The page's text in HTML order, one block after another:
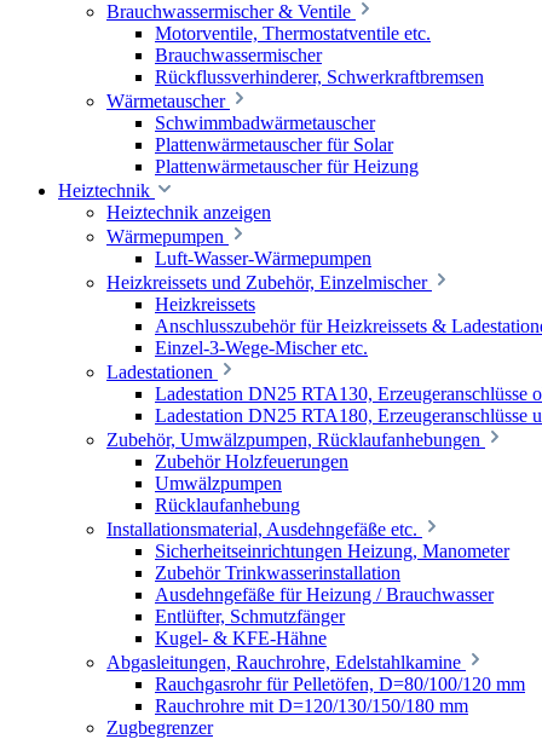
Brauchwassermischer & Ventile
Motorventile, Thermostatventile etc.
Brauchwassermischer
Rückflussverhinderer, Schwerkraftbremsen
Wärmetauscher
Schwimmbadwärmetauscher
Plattenwärmetauscher für Solar
Plattenwärmetauscher für Heizung
Heiztechnik
Heiztechnik anzeigen
Wärmepumpen
Luft-Wasser-Wärmepumpen
Heizkreissets und Zubehör, Einzelmischer
Heizkreissets
Anschlusszubehör für Heizkreissets &
Einzel-3-Wege-Mischer etc.
Ladestationen
Ladestation DN25 RTA130, Erzeugeranschlüsse
Ladestation DN25 RTA180, Erzeugeranschlüsse
Zubehör, Umwälzpumpen, Rücklaufanhebungen
Zubehör Holzfeuerungen
Umwälzpumpen
Rücklaufanhebung
Installationsmaterial, Ausdehngefäße etc.
Sicherheitseinrichtungen Heizung, Manometer
Zubehör Trinkwasserinstallation
Ausdehngefäße für Heizung / Brauchwasser
Entlüfter, Schmutzfänger
Kugel- & KFE-Hähne
Abgasleitungen, Rauchrohre, Edelstahlkamine
Rauchgasrohr für Pelletöfen, D=80/100/120 mm
Rauchrohre mit D=120/130/150/180 mm
Zugbegrenzer